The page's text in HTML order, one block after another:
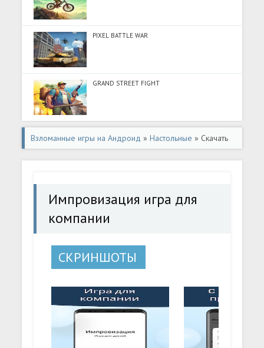
PIXEL BATTLE WAR
GRAND STREET FIGHT
Взломанные игры на Андроид »Настольные » Скачать
Импровизация игра для компании (Разблокировано
Импровизация игра для
компании
СКРИНШОТЫ